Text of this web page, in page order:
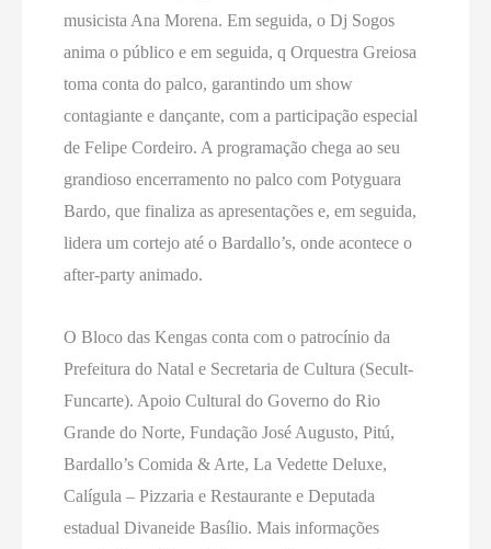
musicista Ana Morena. Em seguida, o Dj Sogos
anima o público e em seguida, q Orquestra Greiosa
toma conta do palco, garantindo um show
contagiante e dançante, com a participação especial
de Felipe Cordeiro. A programação chega ao seu
grandioso encerramento no palco com Potyguara
Bardo, que finaliza as apresentações e, em seguida,
lidera um cortejo até o Bardallo’s, onde acontece o
after-party animado.
O Bloco das Kengas conta com o patrocínio da
Prefeitura do Natal e Secretaria de Cultura (Secult-
Funcarte). Apoio Cultural do Governo do Rio
Grande do Norte, Fundação José Augusto, Pitú,
Bardallo’s Comida & Arte, La Vedette Deluxe,
Calígula – Pizzaria e Restaurante e Deputada
estadual Divaneide Basílio. Mais informações